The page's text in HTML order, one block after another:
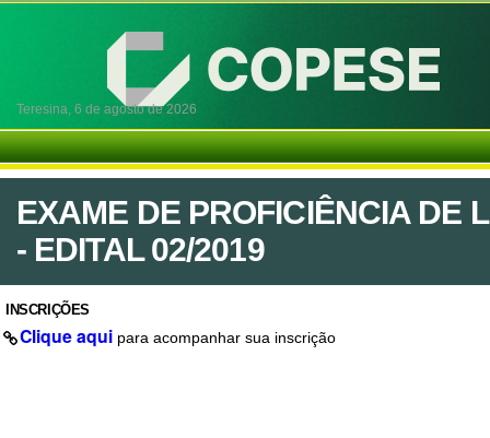
Teresina, 6 de agosto de 2026
EXAME DE PROFICIÊNCIA DE
- EDITAL 02/2019
INSCRIÇÕES
Clique aqui para acompanhar sua inscrição